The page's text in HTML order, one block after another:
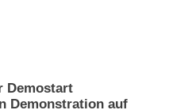
Demostart
Demonstration auf